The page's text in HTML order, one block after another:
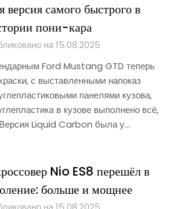
версия самого быстрого в
пони-кара
на 15.08.2025
Ford Mustang GTD теперь
с выставленными напоказ
панелями кузова,
в кузове выполнено всё,
Liquid Carbon была у…
Nio ES8 перешёл в
больше и мощнее